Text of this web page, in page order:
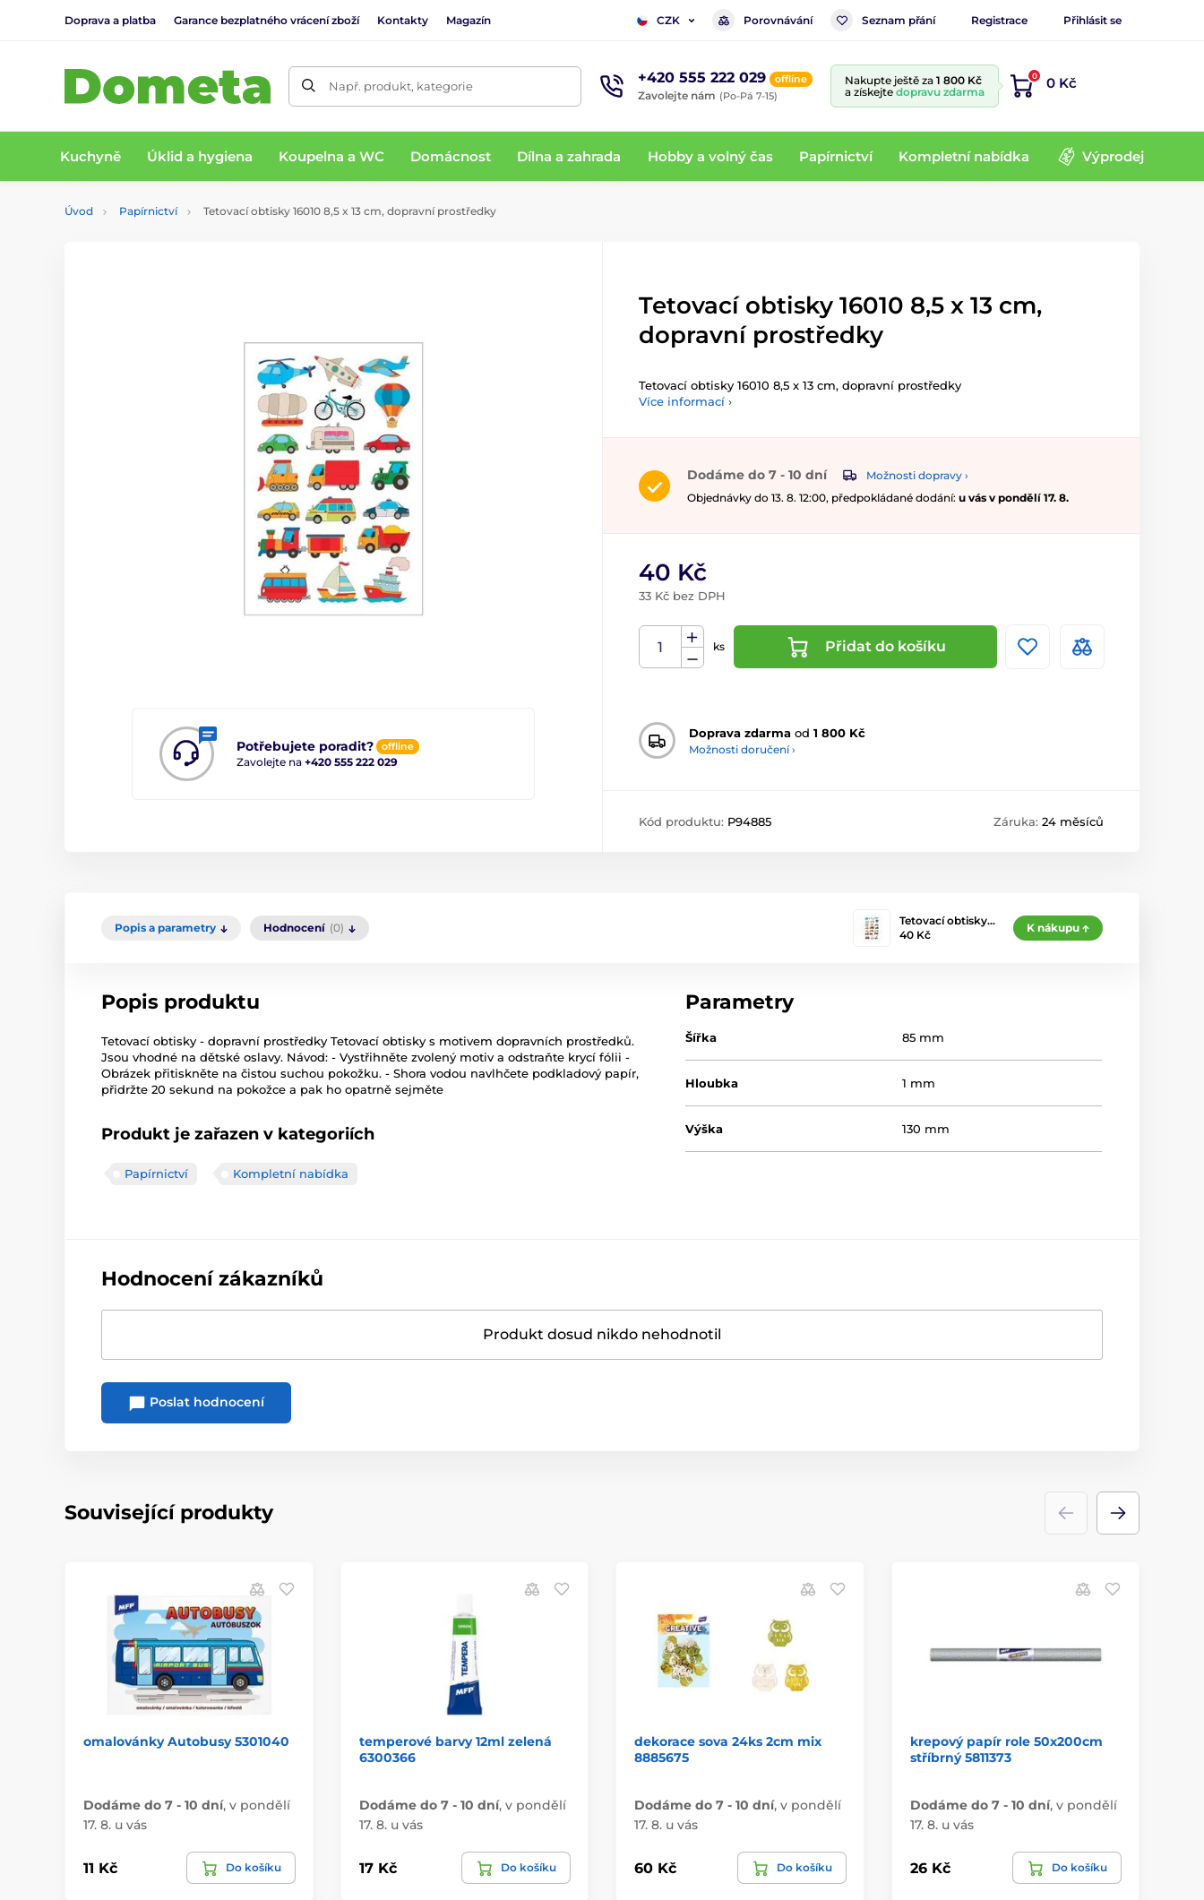
Doprava a platba Garance bezplatného vrácení zboží Kontakty Magazín CZK Porovnávání Seznam přání Registrace Přihlásit se
Např. produkt, kategorie +420 555 222 029 offline
Zavolejte nám (Po-Pá 7-15)
Nakupte ještě za 1 800 Kč
a získejte dopravu zdarma
0 0 Kč
Kuchyně Úklid a hygiena Koupelna a WC Domácnost Dílna a zahrada Hobby a volný čas Papírnictví Kompletní nabídka Výprodej
Úvod Papírnictví Tetovací obtisky 16010 8,5 x 13 cm, dopravní prostředky
Potřebujete poradit? offline
Zavolejte na +420 555 222 029
Tetovací obtisky 16010 8,5 x 13 cm,
dopravní prostředky
Tetovací obtisky 16010 8,5 x 13 cm, dopravní prostředky
Více informací ›
Dodáme do 7 - 10 dní
Možnosti dopravy ›
Objednávky do 13. 8. 12:00, předpokládané dodání: u vás v pondělí 17. 8.
40 Kč
33 Kč bez DPH
ks Přidat do košíku
Doprava zdarma od 1 800 Kč
Možnosti doručení ›
Kód produktu: P94885 Záruka: 24 měsíců
Popis a parametry Hodnocení (0)
Tetovací obtisky…
40 Kč
K nákupu
Popis produktu
Tetovací obtisky - dopravní prostředky Tetovací obtisky s motivem dopravních prostředků.
Jsou vhodné na dětské oslavy. Návod: - Vystřihněte zvolený motiv a odstraňte krycí fólii -
Obrázek přitiskněte na čistou suchou pokožku. - Shora vodou navlhčete podkladový papír,
přidržte 20 sekund na pokožce a pak ho opatrně sejměte
Produkt je zařazen v kategoriích
Papírnictví Kompletní nabídka
Parametry
Šířka 85 mm
Hloubka 1 mm
Výška 130 mm
Hodnocení zákazníků
Produkt dosud nikdo nehodnotil
Poslat hodnocení
Související produkty
omalovánky Autobusy 5301040
Dodáme do 7 - 10 dní, v pondělí
17. 8. u vás
11 Kč Do košíku
temperové barvy 12ml zelená
6300366
Dodáme do 7 - 10 dní, v pondělí
17. 8. u vás
17 Kč Do košíku
dekorace sova 24ks 2cm mix
8885675
Dodáme do 7 - 10 dní, v pondělí
17. 8. u vás
60 Kč Do košíku
krepový papír role 50x200cm
stříbrný 5811373
Dodáme do 7 - 10 dní, v pondělí
17. 8. u vás
26 Kč Do košíku